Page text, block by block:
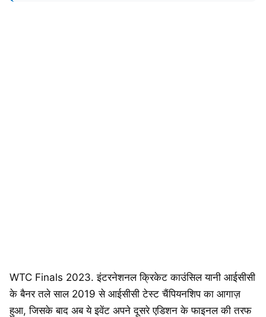
WTC Finals 2023. इंटरनेशनल क्रिकेट काउंसिल यानी आईसीसी
के बैनर तले साल 2019 से आईसीसी टेस्ट चैंपियनशिप का आगाज़
हुआ, जिसके बाद अब ये इवेंट अपने दूसरे एडिशन के फाइनल की तरफ